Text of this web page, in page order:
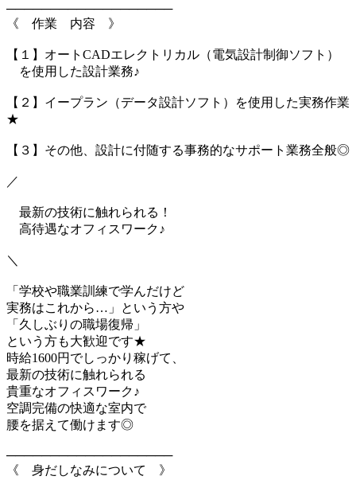
───────────────────
《 作業 内容 》
【１】オートCADエレクトリカル（電気設計制御ソフト）
を使用した設計業務♪
【２】イープラン（データ設計ソフト）を使用した実務作業
★
【３】その他、設計に付随する事務的なサポート業務全般◎
／
最新の技術に触れられる！
高待遇なオフィスワーク♪
＼
「学校や職業訓練で学んだけど
実務はこれから…」という方や
「久しぶりの職場復帰」
という方も大歓迎です★
時給1600円でしっかり稼げて、
最新の技術に触れられる
貴重なオフィスワーク♪
空調完備の快適な室内で
腰を据えて働けます◎
───────────────────
《 身だしなみについて 》